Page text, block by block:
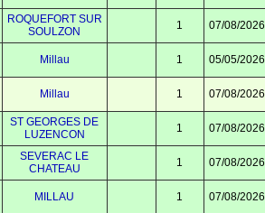
ROQUEFORT SUR
SOULZON
1 07/08/2026
Millau 1 05/05/2026
Millau 1 07/08/2026
ST GEORGES DE
LUZENCON
1 07/08/2026
SEVERAC LE
CHATEAU
1 07/08/2026
MILLAU 1 07/08/2026